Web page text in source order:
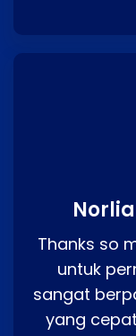
Thanks so
untuk
sangat
yang